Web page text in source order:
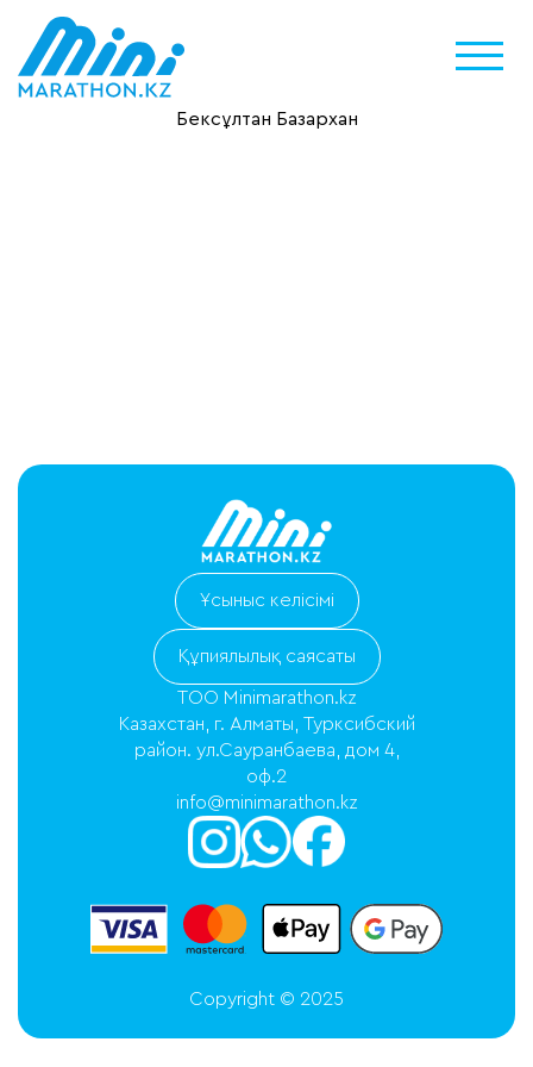
Бексұлтан Базархан
Ұсыныс келісімі
Құпиялылық саясаты
ТОО Minimarathon.kz
Казахстан, г. Алматы, Турксибский
район. ул.Сауранбаева, дом 4,
оф.2
info@minimarathon.kz
Copyright © 2025